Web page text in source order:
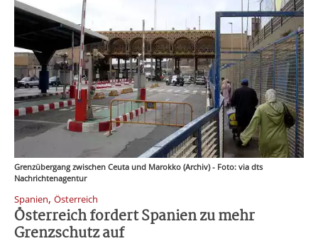
Grenzübergang zwischen Ceuta und Marokko (Archiv) - Foto: via dts
Nachrichtenagentur
Spanien, Österreich
Österreich fordert Spanien zu mehr
Grenzschutz auf